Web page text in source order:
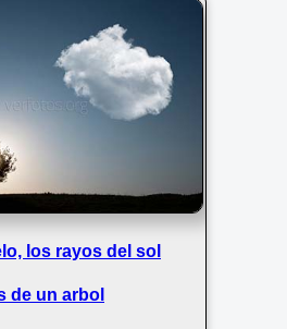
los rayos del sol
de un arbol